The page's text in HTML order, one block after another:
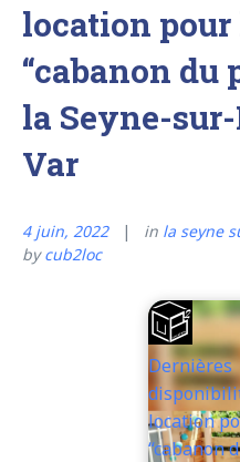
location
“cabanon du
la Seyne-
Var
4 juin, 2022 in la seyne
bycub2loc
Dernières
location
“cabanon